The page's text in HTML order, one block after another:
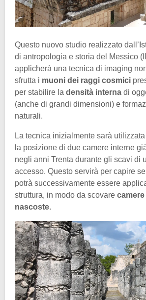
Questo nuovo studio realizzato
di antropologia e storia del Messico
applicherà una tecnica di imaging
sfrutta i muoni dei raggi cosmici
per stabilire la densità interna di
(anche di grandi dimensioni) e
naturali.
La tecnica inizialmente sarà
la posizione di due camere interne
negli anni Trenta durante gli scavi di
accesso. Questo servirà per capire
potrà successivamente essere
struttura, in modo da scovare
nascoste.